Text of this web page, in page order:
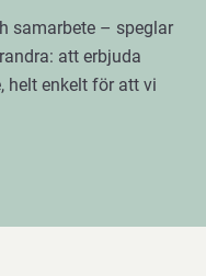
samarbete – speglar
att erbjuda
helt enkelt för att vi